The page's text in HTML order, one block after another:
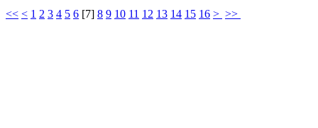
<< < 1 2 3 4 5 6 [7] 8 9 10 11 12 13 14 15 16 > >>